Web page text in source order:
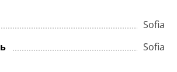
Sofia
Sofia